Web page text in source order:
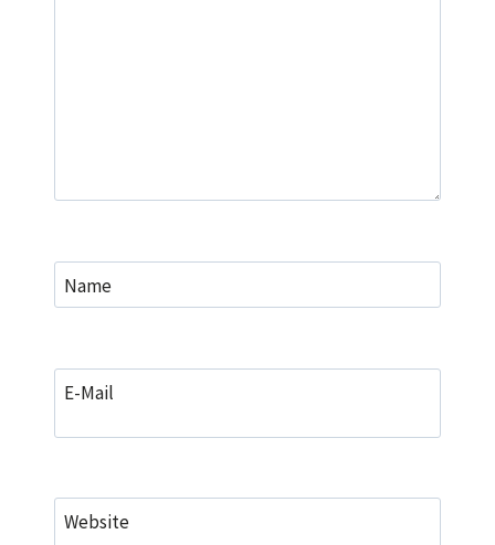
Name
E-Mail
Website